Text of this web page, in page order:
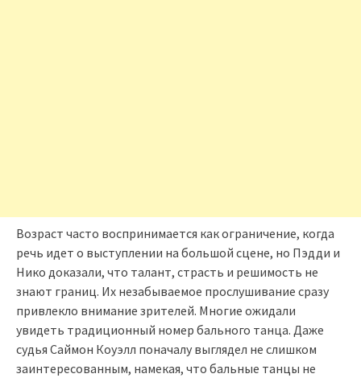
Возраст часто воспринимается как ограничение, когда
речь идет о выступлении на большой сцене, но Пэдди и
Нико доказали, что талант, страсть и решимость не
знают границ. Их незабываемое прослушивание сразу
привлекло внимание зрителей. Многие ожидали
увидеть традиционный номер бального танца. Даже
судья Саймон Коуэлл поначалу выглядел не слишком
заинтересованным, намекая, что бальные танцы не